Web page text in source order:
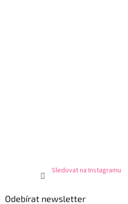
Sledovat na Instagramu
Odebírat newsletter